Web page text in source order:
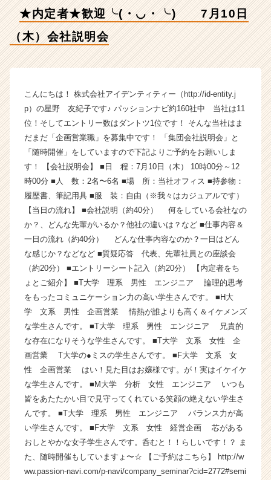
社
説
明
【株
会
社
ア
デ
ン
テ
ィ
テ
ィ
ー
イ
ム
ラ
イ
ン】
|
ベ
ン
チ
ャ
ー・
成
長
企
業
か
ら
ス
★内定者★歓迎╰(・◡・╰) 7月10日
（木）会社説明会
こんにちは！ 株式会社アイデンティティー（http://id-entity.j
p）の星野 友紀子です♪ パッションナビ約160社中 当社は11
位！そしてエントリー数はダントツ1位です！ そんな当社はま
だまだ「企画営業職」を募集中です！ 「集団会社説明会」と
「随時開催」をしていますので下記よりご予約をお願いしま
す！ 【会社説明会】 ■日 程：7月10日（木） 10時00分～12
時00分 ■人 数：2名〜6名 ■場 所：当社オフィス ■持参物：
履歴書、筆記用具 ■服 装：自由（※我々はカジュアルです）
【当日の流れ】 ■会社説明（約40分） 何をしている会社なの
か？、どんな先輩がいるか？他社の違いは？など ■仕事内容＆
一日の流れ（約40分） どんな仕事内容なのか？一日はどん
な感じか？などなど ■質疑応答 代表、先輩社員との座談会
（約20分） ■エントリーシート記入（約20分） 【内定者をち
ょとご紹介】 ■T大学 理系 男性 エンジニア 論理的思考
をもったコミュニケーション力の高い学生さんです。 ■H大
学 文系 男性 企画営業 情熱が誰よりも高く＆イケメンズ
な学生さんです。 ■T大学 理系 男性 エンジニア 兄貴的
な存在になりそうな学生さんです。 ■T大学 文系 女性 企
画営業 T大学の●ミスの学生さんです。 ■F大学 文系 女
性 企画営業 はい！見た目はお嬢様です。が！実はイケイケ
な学生さんです。 ■M大学 分析 女性 エンジニア いつも
皆をあたたかい目で見守ってくれている笑顔の絶えない学生さ
んです。 ■T大学 理系 男性 エンジニア バランス力が高
い学生さんです。 ■F大学 文系 女性 経営企画 芯がある
おしとやかな女子学生さんです。呑むと！！らしいです！？ ま
た、随時開催もしていますょ〜☆ 【ご予約はこちら】 http://w
ww.passion-navi.com/p-navi/company_seminar?cid=2772#semi